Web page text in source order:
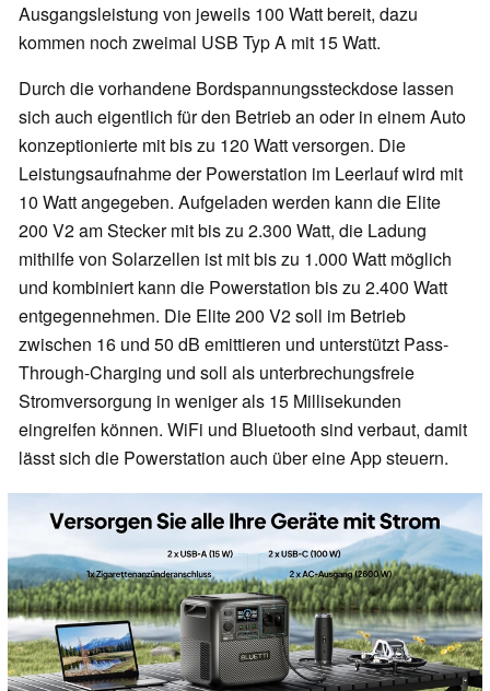
Ausgangsleistung von jeweils 100 Watt bereit, dazu
kommen noch zweimal USB Typ A mit 15 Watt.
Durch die vorhandene Bordspannungssteckdose lassen
sich auch eigentlich für den Betrieb an oder in einem Auto
konzeptionierte mit bis zu 120 Watt versorgen. Die
Leistungsaufnahme der Powerstation im Leerlauf wird mit
10 Watt angegeben. Aufgeladen werden kann die Elite
200 V2 am Stecker mit bis zu 2.300 Watt, die Ladung
mithilfe von Solarzellen ist mit bis zu 1.000 Watt möglich
und kombiniert kann die Powerstation bis zu 2.400 Watt
entgegennehmen. Die Elite 200 V2 soll im Betrieb
zwischen 16 und 50 dB emittieren und unterstützt Pass-
Through-Charging und soll als unterbrechungsfreie
Stromversorgung in weniger als 15 Millisekunden
eingreifen können. WiFi und Bluetooth sind verbaut, damit
lässt sich die Powerstation auch über eine App steuern.